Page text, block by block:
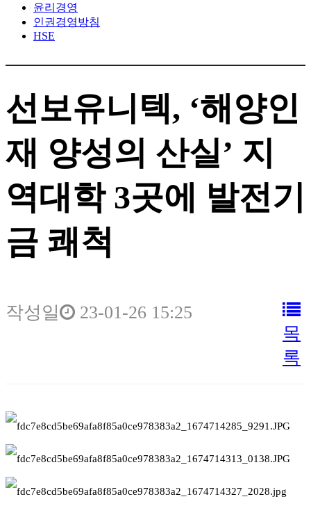
윤리경영
인권경영방침
HSE
선보유니텍, ‘해양인
재 양성의 산실’ 지
역대학 3곳에 발전기
금 쾌척
작성일
23-01-26 15:25
목
록